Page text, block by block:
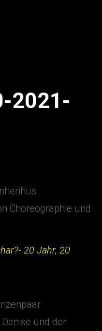
2021-
Choreographie und
20 Jahr, 20
und der